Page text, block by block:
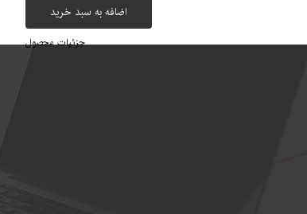
اضافه به سبد خرید
جزئیات محصول